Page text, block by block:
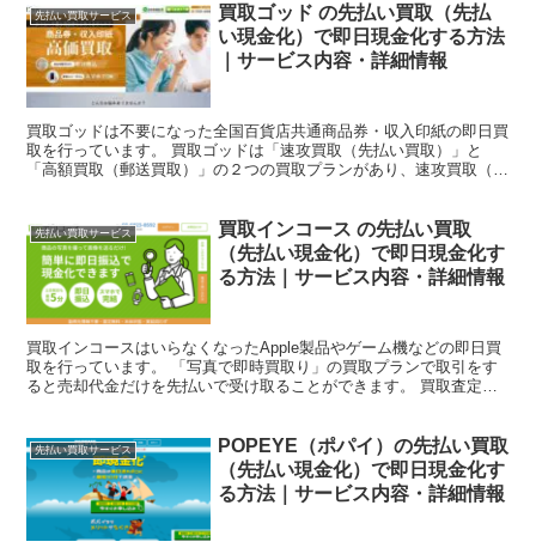
先払い買取サービス
買取ゴッド の先払い買取（先払
い現金化）で即日現金化する方法
｜サービス内容・詳細情報
買取ゴッドは不要になった全国百貨店共通商品券・収入印紙の即日買
取を行っています。 買取ゴッドは「速攻買取（先払い買取）」と
「高額買取（郵送買取）」の２つの買取プランがあり、速攻買取（先
先払い買取サービス
買取インコース の先払い買取
（先払い現金化）で即日現金化す
る方法｜サービス内容・詳細情報
買取インコースはいらなくなったApple製品やゲーム機などの即日買
取を行っています。 「写真で即時買取り」の買取プランで取引をす
ると売却代金だけを先払いで受け取ることができます。 買取査定自
先払い買取サービス
POPEYE（ポパイ）の先払い買取
（先払い現金化）で即日現金化す
る方法｜サービス内容・詳細情報